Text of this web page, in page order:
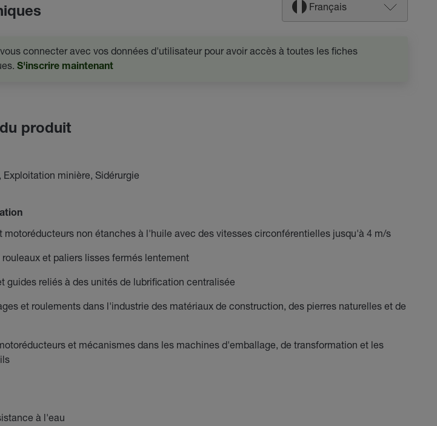
Français
connecter avec vos données d'utilisateur pour avoir accès à toutes les fiches
S'inscrire maintenant
produit
minière, Sidérurgie
motoréducteurs non étanches à l'huile avec des vitesses circonférentielles jusqu'à 4 m/s
et paliers lisses fermés lentement
guides reliés à des unités de lubrification centralisée
et roulements dans l'industrie des matériaux de construction, des pierres naturelles et de
et mécanismes dans les machines d'emballage, de transformation et les
à l'eau